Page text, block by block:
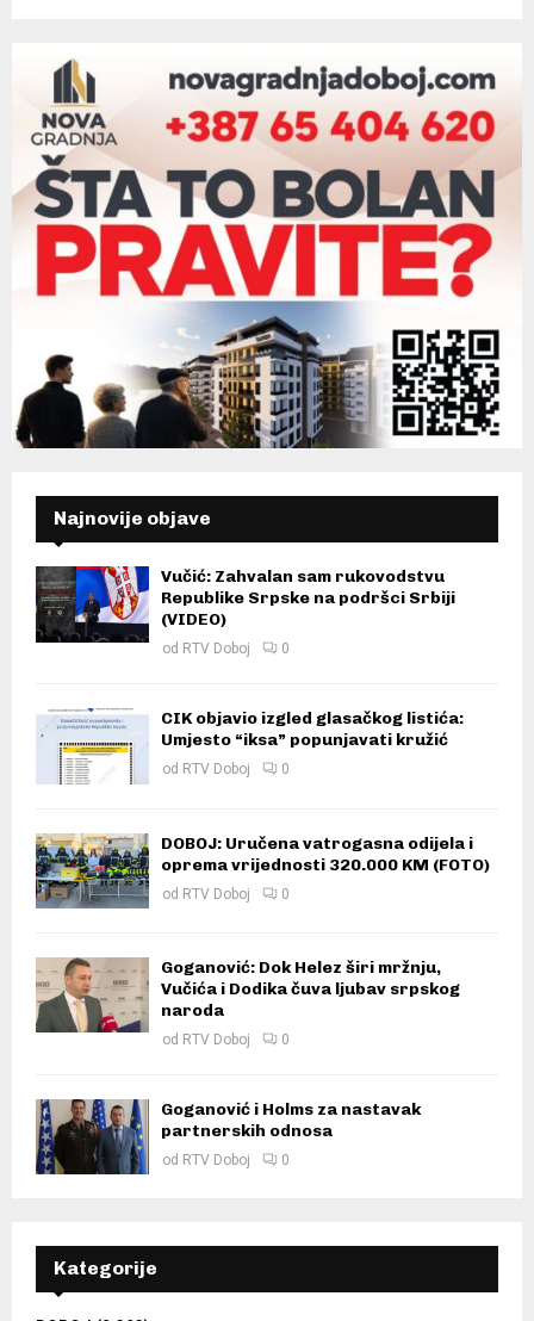
Najnovije objave
Vučić: Zahvalan sam rukovodstvu
Republike Srpske na podršci Srbiji
(VIDEO)
od RTV Doboj 0
CIK objavio izgled glasačkog listića:
Umjesto “iksa” popunjavati kružić
od RTV Doboj 0
DOBOJ: Uručena vatrogasna odijela i
oprema vrijednosti 320.000 KM (FOTO)
od RTV Doboj 0
Goganović: Dok Helez širi mržnju,
Vučića i Dodika čuva ljubav srpskog
naroda
od RTV Doboj 0
Goganović i Holms za nastavak
partnerskih odnosa
od RTV Doboj 0
Kategorije